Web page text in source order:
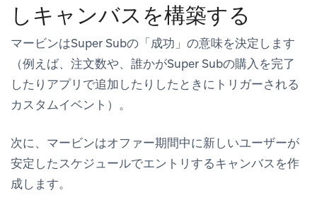
しキャンバスを構築する
マービンはSuper Subの「成功」の意味を決定します
（例えば、注文数や、誰かがSuper Subの購入を完了
したりアプリで追加したりしたときにトリガーされる
カスタムイベント）。
次に、マービンはオファー期間中に新しいユーザーが
安定したスケジュールでエントリするキャンバスを作
成します。